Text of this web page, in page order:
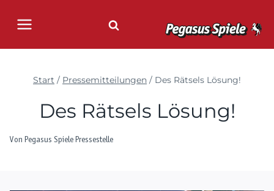
Inhalt
Start / Pressemitteilungen / Des Rätsels Lösung!
Des Rätsels Lösung!
Von Pegasus Spiele Pressestelle